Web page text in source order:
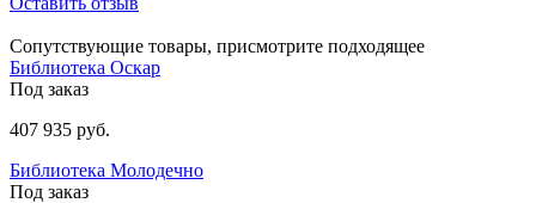
Сопутствующие товары, присмотрите подходящее
Библиотека Оскар
Под заказ
407 935 руб.
Библиотека Молодечно
Под заказ